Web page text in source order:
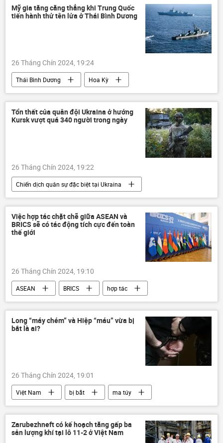
thông tin
hợp tác
Bộ Quốc phòng Nga
Mỹ gia tăng căng thẳng khi Trung Quốc
tiến hành thử tên lửa ở Thái Bình Dương
26 Tháng Chín 2024, 19:24
Thái Bình Dương
Hoa Kỳ
Trung Quốc
tên lửa
Quan điểm-Ý kiến
Thế giới
cuộc tập trận
Tổn thất của quân đội Ukraina ở hướng
Kursk vượt quá 340 người trong ngày
26 Tháng Chín 2024, 19:22
Chiến dịch quân sự đặc biệt tại Ukraina
Nga
Bộ Quốc phòng Nga
Quân đội Nga
Ukraina
Cuộc khủng hoảng ở Ukraina
Thế giới
Việc hợp tác chặt chẽ giữa ASEAN và
BRICS sẽ có tác động tích cực đến toàn
thế giới
26 Tháng Chín 2024, 19:10
ASEAN BRICS
hợp tác
Thế giới
Chính trị
Kinh tế
Đông Nam Á
Báo chí thế giới
Long “máy chém” và Hiệp “máu” vừa bị
bắt là ai?
26 Tháng Chín 2024, 19:01
Việt Nam bị bắt
ma túy
Pháp luật
tội phạm công an
Zarubezhneft có kế hoạch tăng gấp ba
sản lượng khí tại lô 11-2 ở Việt Nam